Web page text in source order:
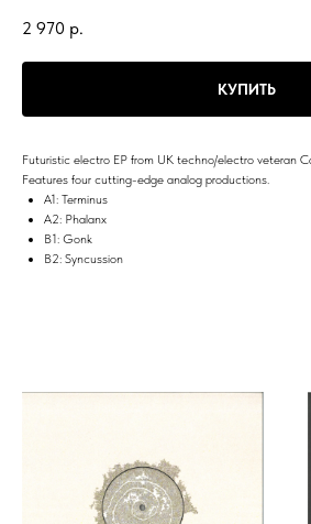
2 970 р.
КУПИТЬ
Futuristic electro EP from UK techno/electro veteran
Features four cutting-edge analog productions.
A1: Terminus
A2: Phalanx
B1: Gonk
B2: Syncussion